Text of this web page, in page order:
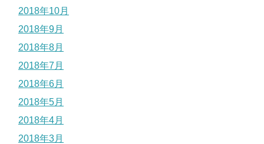
2018年10月
2018年9月
2018年8月
2018年7月
2018年6月
2018年5月
2018年4月
2018年3月